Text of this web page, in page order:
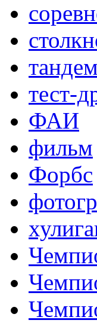
тандем
тест-
ФАИ
фильм
Форбс